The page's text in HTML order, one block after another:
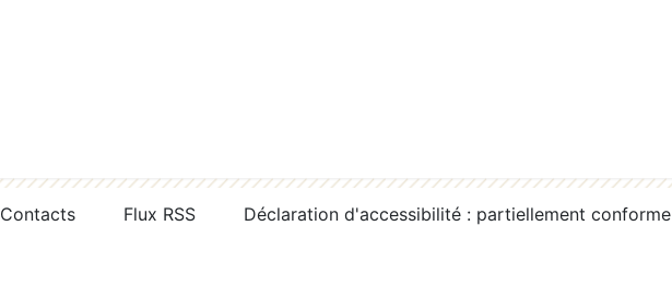
Contacts Flux RSS Déclaration d'accessibilité : partiellement conforme